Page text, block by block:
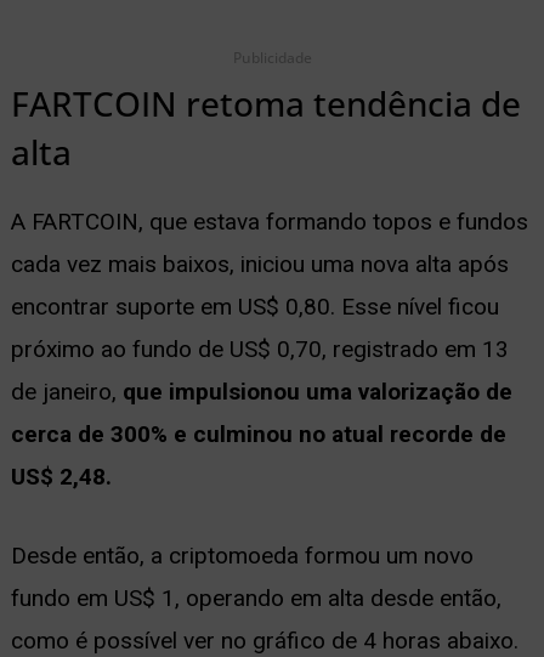
Publicidade
FARTCOIN retoma tendência de
alta
A FARTCOIN, que estava formando topos e fundos
cada vez mais baixos, iniciou uma nova alta após
encontrar suporte em US$ 0,80. Esse nível ficou
próximo ao fundo de US$ 0,70, registrado em 13
de janeiro, que impulsionou uma valorização de
cerca de 300% e culminou no atual recorde de
US$ 2,48.
Desde então, a criptomoeda formou um novo
fundo em US$ 1, operando em alta desde então,
como é possível ver no gráfico de 4 horas abaixo.